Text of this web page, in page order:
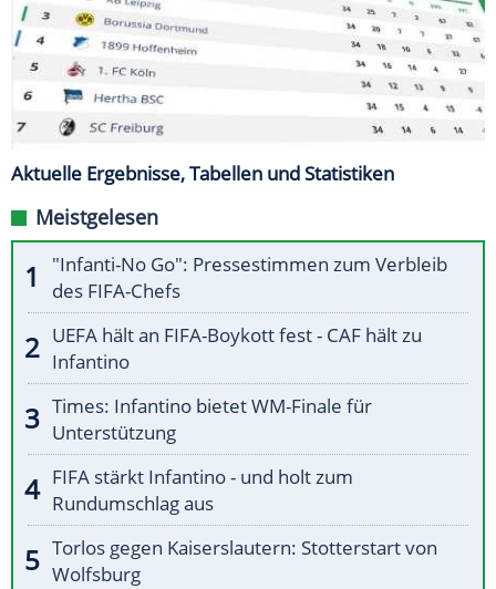
Aktuelle Ergebnisse, Tabellen und Statistiken
Meistgelesen
"Infanti-No Go": Pressestimmen zum Verbleib
des FIFA-Chefs
UEFA hält an FIFA-Boykott fest - CAF hält zu
Infantino
Times: Infantino bietet WM-Finale für
Unterstützung
FIFA stärkt Infantino - und holt zum
Rundumschlag aus
Torlos gegen Kaiserslautern: Stotterstart von
Wolfsburg